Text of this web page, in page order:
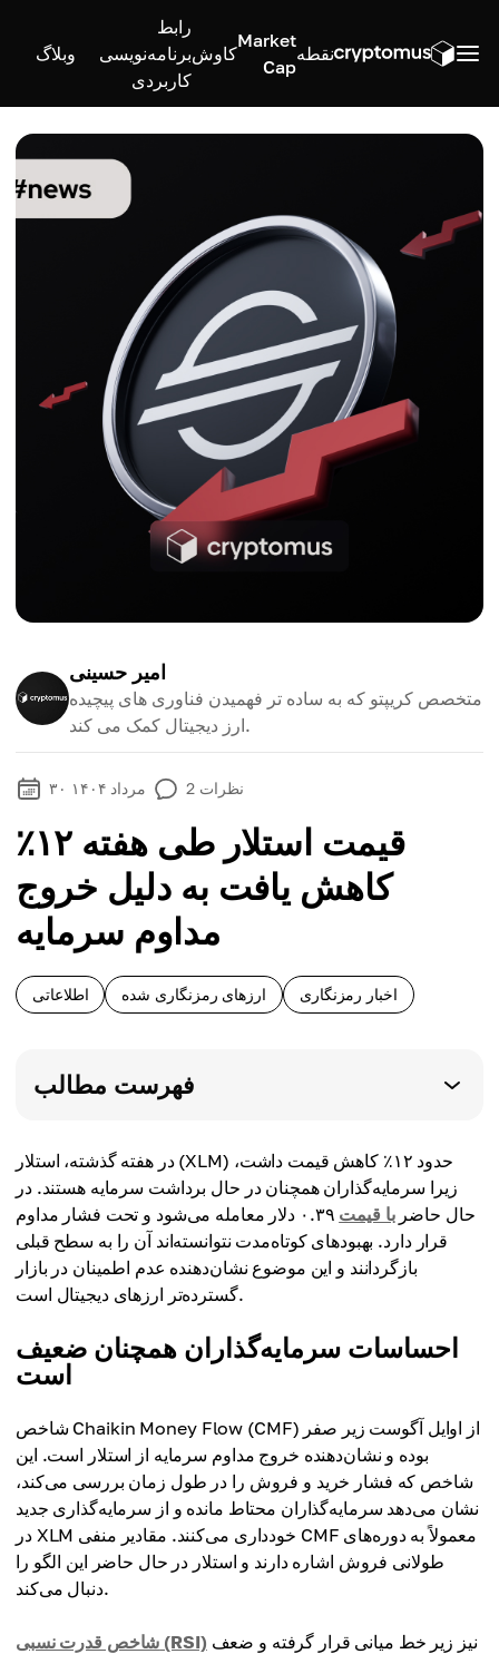
نقطه
Market
Cap
کاوش
رابط
برنامه‌نویسی
کاربردی
وبلاگ
امیر حسینی
متخصص کریپتو که به ساده تر فهمیدن فناوری های پیچیده
ارز دیجیتال کمک می کند.
۳۰ مرداد ۱۴۰۴ 2 نظرات
قیمت استلار طی هفته ۱۲٪
کاهش یافت به دلیل خروج
مداوم سرمایه
اطلاعاتی ارزهای رمزنگاری شده اخبار رمزنگاری
فهرست مطالب
در هفته گذشته، استلار (XLM) حدود ۱۲٪ کاهش قیمت داشت،
زیرا سرمایه‌گذاران همچنان در حال برداشت سرمایه هستند. در
حال حاضربا قیمت
۰.۳۹ دلار معامله می‌شود و تحت فشار مداوم
قرار دارد. بهبودهای کوتاه‌مدت نتوانسته‌اند آن را به سطح قبلی
بازگردانند و این موضوع نشان‌دهنده عدم اطمینان در بازار
گسترده‌تر ارزهای دیجیتال است.
احساسات سرمایه‌گذاران همچنان ضعیف
است
شاخص Chaikin Money Flow (CMF) از اوایل آگوست زیر صفر
بوده و نشان‌دهنده خروج مداوم سرمایه از استلار است. این
شاخص که فشار خرید و فروش را در طول زمان بررسی می‌کند،
نشان می‌دهد سرمایه‌گذاران محتاط مانده و از سرمایه‌گذاری جدید
در XLM خودداری می‌کنند. مقادیر منفی CMF معمولاً به دوره‌های
طولانی فروش اشاره دارند و استلار در حال حاضر این الگو را
دنبال می‌کند.
شاخص قدرت نسبی (RSI)